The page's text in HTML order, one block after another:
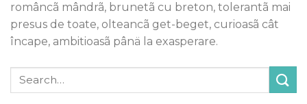
româncã mândrã, brunetã cu breton, tolerantã mai
presus de toate, olteancã get-beget, curioasã cât
încape, ambitioasã pânä la exasperare.